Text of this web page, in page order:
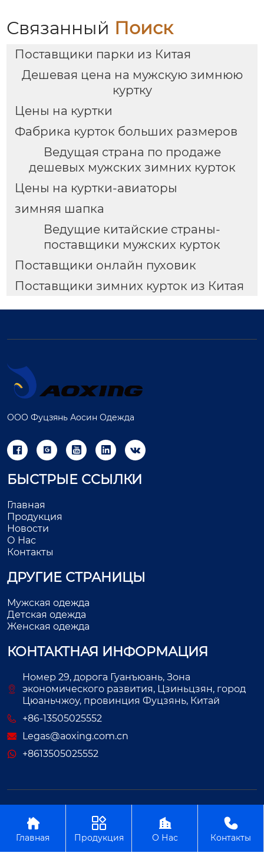
Связанный Поиск
Поставщики парки из Китая
Дешевая цена на мужскую зимнюю
куртку
Цены на куртки
Фабрика курток больших размеров
Ведущая страна по продаже
дешевых мужских зимних курток
Цены на куртки-авиаторы
зимняя шапка
Ведущие китайские страны-
поставщики мужских курток
Поставщики онлайн пуховик
Поставщики зимних курток из Китая
ООО Фуцзянь Аосин Одежда
    
БЫСТРЫЕ ССЫЛКИ
Главная
Продукция
Новости
О Нас
Контакты
ДРУГИЕ СТРАНИЦЫ
Мужская одежда
Детская одежда
Женская одежда
КОНТАКТНАЯ ИНФОРМАЦИЯ
Номер 29, дорога Гуанъюань, Зона
экономического развития, Цзиньцзян, город
Цюаньчжоу, провинция Фуцзянь, Китай
+86-13505025552
Legas@aoxing.com.cn
+8613505025552

Главная

Продукция

О Нас

Контакты